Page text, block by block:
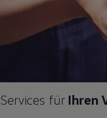
Räder
Schutz
Services für Ihren